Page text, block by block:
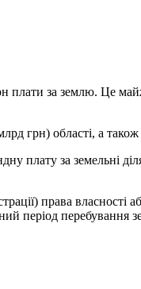
плати за землю. Це
грн) області, а
плату за земельні
права власності
період перебування